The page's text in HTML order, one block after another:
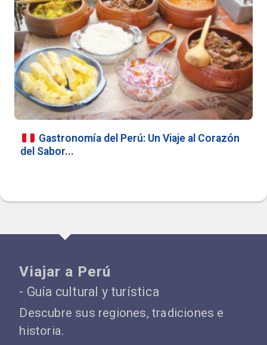
Gastronomía del Perú: Un Viaje al Corazón
del Sabor...
Viajar a Perú
- Guía cultural y turística
Descubre sus regiones, tradiciones e
historia.